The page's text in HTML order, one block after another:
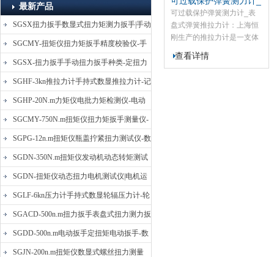
最新产品
SGSX扭力扳手数显式扭力矩测力扳手|手动
定扭矩检测扳手
SGCMY-扭矩仪扭力矩扳手精度校验仪-手
动扳子扭矩校准仪
SGSX-扭力扳手手动扭力扳手种类-定扭力
矩检测扳手价格
SGHF-3kn推拉力计手持式数显推拉力计-记
忆数据拉压力测力计
SGHP-20N.m力矩仪电批力矩检测仪-电动
螺丝批扭力矩测试仪
SGCMY-750N.m扭矩仪扭力矩扳手测量仪-
校准扳手扭力精度测试仪
SGPG-12n.m扭矩仪瓶盖拧紧扭力测试仪-数
显式瓶盖扭力矩仪
SGDN-350N.m扭矩仪发动机动态转矩测试
仪-动态电机扭矩测量仪
SGDN-扭矩仪动态扭力电机测试仪|电机运
转摩擦力扭矩仪
SGLF-6kn压力计手持式数显轮辐压力计-轮
辐称重压力测力计
SGACD-500n.m扭力扳手表盘式扭力测力扳
手-表盘扭力矩检测扳手
SGDD-500n.m电动扳手定扭矩电动扳手-数
显式电动定扭力矩扳手
SGJN-200n.m扭矩仪数显式螺丝扭力测量
表盘式弹簧推拉力计
可过载保护弹簧测力计_表
盘式弹簧推拉力计：上海恒
刚生产的推拉力计是一支体
型轻巧、操作简单，易于携
带，且精度高之多用途品管
查看详情